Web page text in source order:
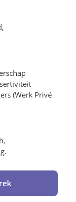
(werk Privé